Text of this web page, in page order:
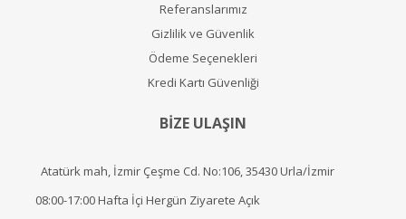
Referanslarımız
Gizlilik ve Güvenlik
Ödeme Seçenekleri
Kredi Kartı Güvenliği
BİZE ULAŞIN
Atatürk mah, İzmir Çeşme Cd. No:106, 35430 Urla/İzmir
08:00-17:00 Hafta İçi Hergün Ziyarete Açık